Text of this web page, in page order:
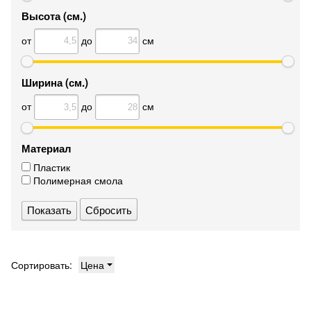
Высота (см.)
от до см
Ширина (см.)
от до см
Материал
Пластик
Полимерная смола
Сбросить
Сортировать: Цена